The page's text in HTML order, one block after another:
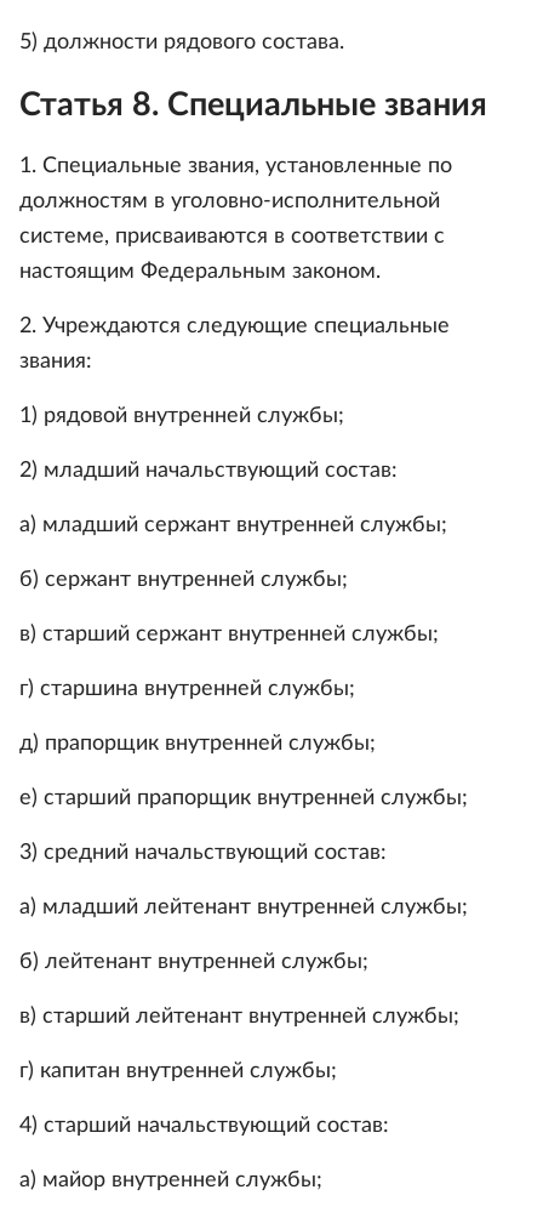
5) должности рядового состава.
Статья 8. Специальные звания
1. Специальные звания, установленные по
должностям в уголовно-исполнительной
системе, присваиваются в соответствии с
настоящим Федеральным законом.
2. Учреждаются следующие специальные
звания:
1) рядовой внутренней службы;
2) младший начальствующий состав:
а) младший сержант внутренней службы;
б) сержант внутренней службы;
в) старший сержант внутренней службы;
г) старшина внутренней службы;
д) прапорщик внутренней службы;
е) старший прапорщик внутренней службы;
3) средний начальствующий состав:
а) младший лейтенант внутренней службы;
б) лейтенант внутренней службы;
в) старший лейтенант внутренней службы;
г) капитан внутренней службы;
4) старший начальствующий состав:
а) майор внутренней службы;